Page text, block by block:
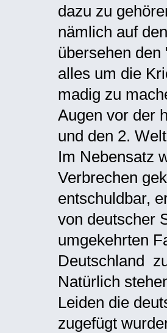
dazu zu
nämlich auf
übersehen
alles um die
madig zu
Augen vor der
und den 2.
Im Nebensatz
Verbrechen
entschuldbar,
von deutscher
umgekehrten
Deutschland
Natürlich
Leiden die
zugefügt